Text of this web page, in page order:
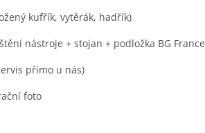
kufřík, vytěrák, hadřík)
nástroje + stojan + podložka BG France
přímo u nás)
foto